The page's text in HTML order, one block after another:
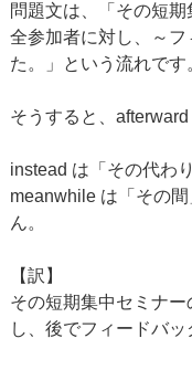
問題文は、「その短
全参加者に対し、～
た。」という流れです
そうすると、
instead は「その代わ
meanwhile は「その
ん。
【訳】
その短期集中セミナ
し、後でフィードバッ